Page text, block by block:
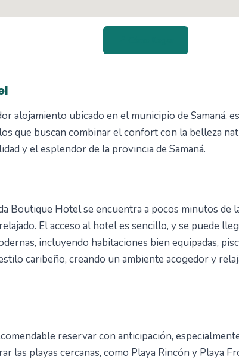
alojamiento ubicado en el municipio de Samaná,
que buscan combinar el confort con la belleza
y el esplendor de la provincia de Samaná.
Boutique Hotel se encuentra a pocos minutos de
El acceso al hotel es sencillo, y se puede
incluyendo habitaciones bien equipadas,
caribeño, creando un ambiente acogedor y
reservar con anticipación,
las playas cercanas, como Playa Rincón y Playa